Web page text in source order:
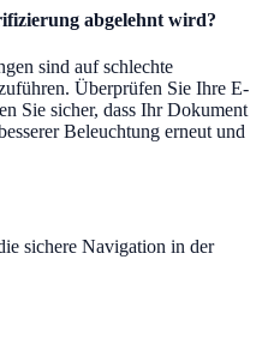
abgelehnt wird?
sind auf schlechte
Überprüfen Sie Ihre E-
Sie sicher, dass Ihr Dokument
Beleuchtung erneut und
sichere Navigation in der